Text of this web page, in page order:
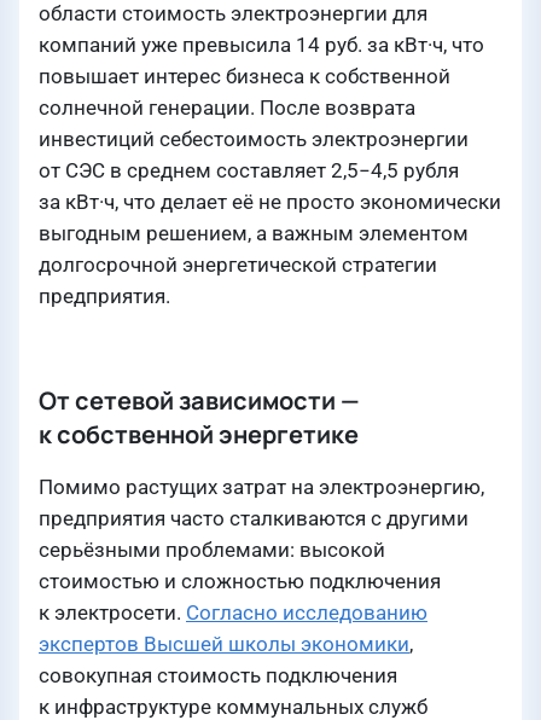
области стоимость электроэнергии для
компаний уже превысила 14 руб. за кВт·ч, что
повышает интерес бизнеса к собственной
солнечной генерации. После возврата
инвестиций себестоимость электроэнергии
от СЭС в среднем составляет 2,5−4,5 рубля
за кВт·ч, что делает её не просто экономически
выгодным решением, а важным элементом
долгосрочной энергетической стратегии
предприятия.
От сетевой зависимости —
к собственной энергетике
Помимо растущих затрат на электроэнергию,
предприятия часто сталкиваются с другими
серьёзными проблемами: высокой
стоимостью и сложностью подключения
к электросети. Согласно исследованию
экспертов Высшей школы экономики,
совокупная стоимость подключения
к инфраструктуре коммунальных служб